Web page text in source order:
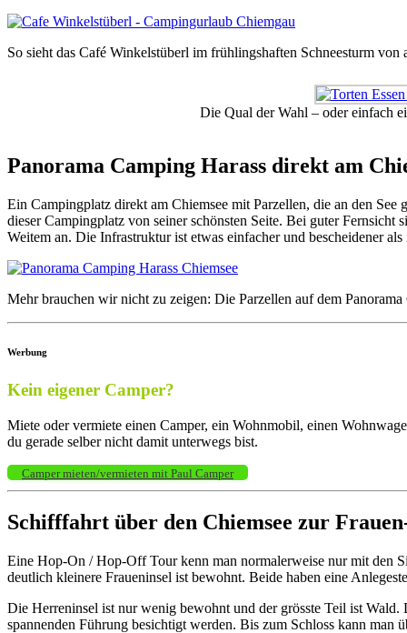
So sieht das Café Winkelstüberl im frühlingshaften Schneesturm von
Die Qual der Wahl – oder einfach
Panorama Camping Harass direkt am
Ein Campingplatz direkt am Chiemsee mit Parzellen, die an den See
dieser Campingplatz von seiner schönsten Seite. Bei guter
Weitem an. Die Infrastruktur ist etwas einfacher und bescheidener
Mehr brauchen wir nicht zu zeigen: Die Parzellen auf dem
Werbung
Kein eigener Camper?
Miete oder vermiete einen Camper, ein Wohnmobil, einen
du gerade selber nicht damit unterwegs bist.
Camper mieten/vermieten mit Paul Camper
Schifffahrt über den Chiemsee zur
Eine Hop-On / Hop-Off Tour kenn man normalerweise nur mit den
deutlich kleinere Fraueninsel ist bewohnt. Beide haben eine
Die Herreninsel ist nur wenig bewohnt und der grösste Teil ist
spannenden Führung besichtigt werden. Bis zum Schloss kann man